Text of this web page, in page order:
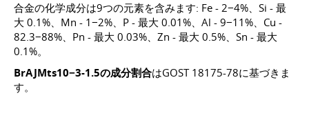
合金の化学成分は9つの元素を含みます: Fe - 2−4%、Si - 最
大 0.1%、Mn - 1−2%、P - 最大 0.01%、Al - 9−11%、Cu -
82.3−88%、Pn - 最大 0.03%、Zn - 最大 0.5%、Sn - 最大
0.1%。
BrAJMts10−3-1.5の成分割合はGOST 18175-78に基づきま
す。